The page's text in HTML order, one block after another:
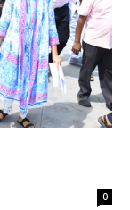
0